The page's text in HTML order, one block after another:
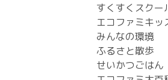
すくすくスクー
エコファミキッ
みんなの環境
ふるさと散歩
せいかつごはん